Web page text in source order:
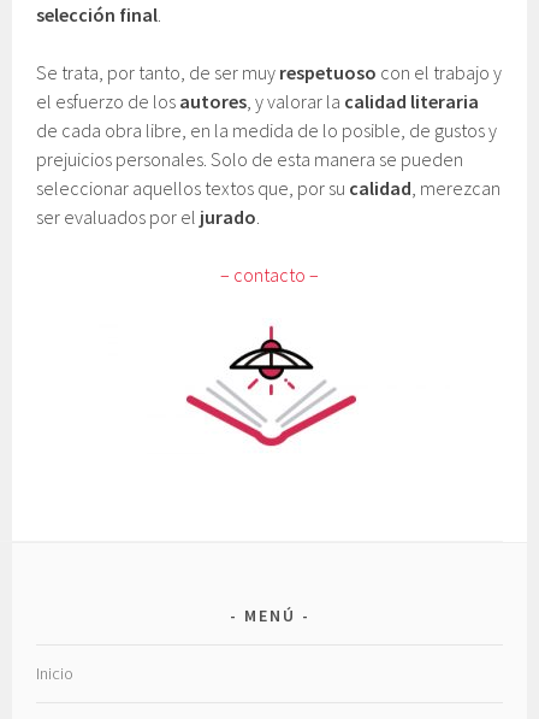
selección final.
Se trata, por tanto, de ser muy respetuoso con el trabajo y
el esfuerzo de los autores, y valorar la calidad literaria
de cada obra libre, en la medida de lo posible, de gustos y
prejuicios personales. Solo de esta manera se pueden
seleccionar aquellos textos que, por su calidad, merezcan
ser evaluados por el jurado.
– contacto –
MENÚ
Inicio